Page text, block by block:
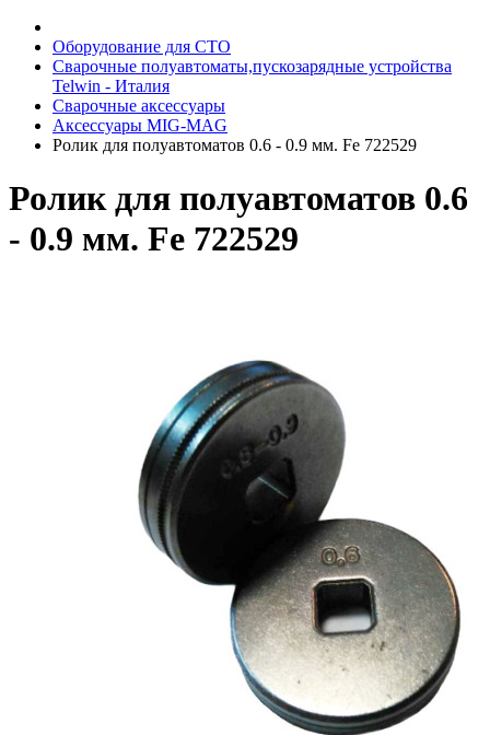
Оборудование для СТО
Сварочные полуавтоматы,пускозарядные устройства
Telwin - Италия
Сварочные аксессуары
Аксессуары MIG-MAG
Ролик для полуавтоматов 0.6 - 0.9 мм. Fe 722529
Ролик для полуавтоматов 0.6
- 0.9 мм. Fe 722529